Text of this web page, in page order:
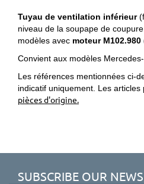
Tuyau de ventilation inférieur
niveau de la soupape de
modèles avec moteur
Convient aux modèles
Les références mentionnées ci-
indicatif uniquement. Les articles
pièces d'origine.
SUBSCRIBE OUR